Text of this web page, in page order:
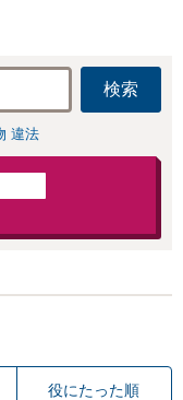
検索
違法
役にたった順